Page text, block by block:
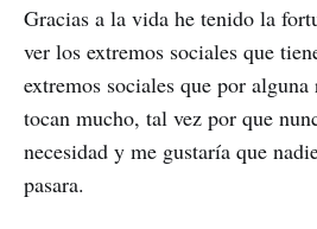
Gracias a la vida he tenido la
ver los extremos sociales que
extremos sociales que por
tocan mucho, tal vez por que
necesidad y me gustaría que
pasara.